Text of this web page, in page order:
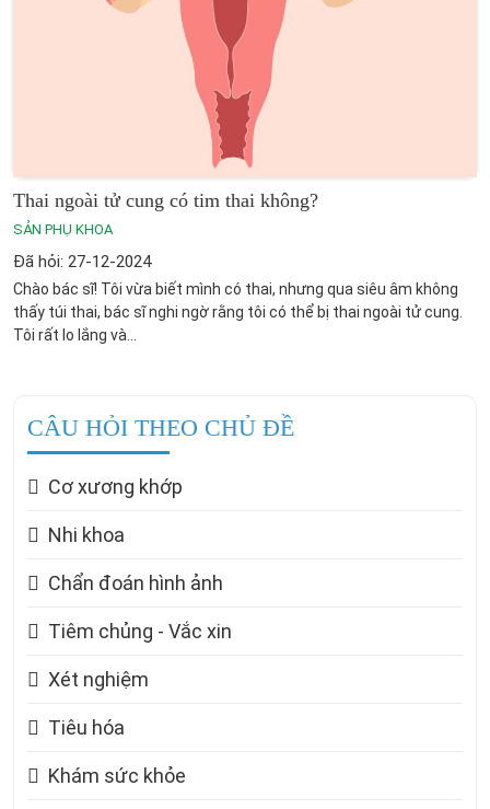
Thai ngoài tử cung có tim thai không?
SẢN PHỤ KHOA
Đã hỏi: 27-12-2024
Chào bác sĩ! Tôi vừa biết mình có thai, nhưng qua siêu âm không
thấy túi thai, bác sĩ nghi ngờ rằng tôi có thể bị thai ngoài tử cung.
Tôi rất lo lắng và...
CÂU HỎI THEO CHỦ ĐỀ
Cơ xương khớp
Nhi khoa
Chẩn đoán hình ảnh
Tiêm chủng - Vắc xin
Xét nghiệm
Tiêu hóa
Khám sức khỏe